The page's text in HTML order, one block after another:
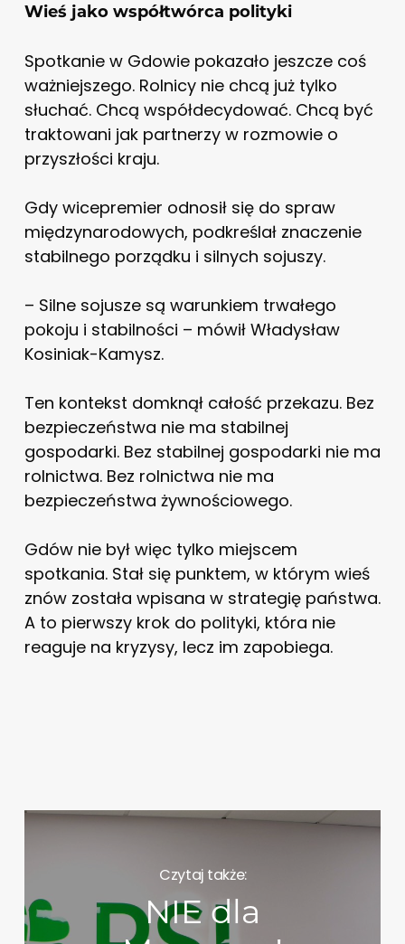
Wieś jako współtwórca polityki
Spotkanie w Gdowie pokazało jeszcze coś
ważniejszego. Rolnicy nie chcą już tylko
słuchać. Chcą współdecydować. Chcą być
traktowani jak partnerzy w rozmowie o
przyszłości kraju.
Gdy wicepremier odnosił się do spraw
międzynarodowych, podkreślał znaczenie
stabilnego porządku i silnych sojuszy.
– Silne sojusze są warunkiem trwałego
pokoju i stabilności – mówił Władysław
Kosiniak-Kamysz.
Ten kontekst domknął całość przekazu. Bez
bezpieczeństwa nie ma stabilnej
gospodarki. Bez stabilnej gospodarki nie ma
rolnictwa. Bez rolnictwa nie ma
bezpieczeństwa żywnościowego.
Gdów nie był więc tylko miejscem
spotkania. Stał się punktem, w którym wieś
znów została wpisana w strategię państwa.
A to pierwszy krok do polityki, która nie
reaguje na kryzysy, lecz im zapobiega.
Czytaj także:
NIE dla